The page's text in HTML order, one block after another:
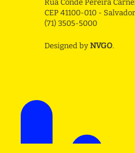
Rua Conde Pereira
CEP 41100-010 -
(71) 3505-5000
Designed by NVGO.